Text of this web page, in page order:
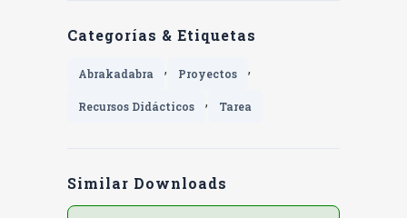
Categorías & Etiquetas
Abrakadabra , Proyectos ,
Recursos Didácticos , Tarea
Similar Downloads